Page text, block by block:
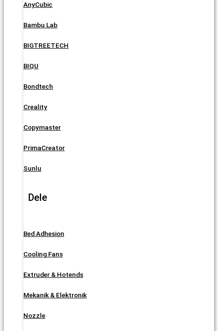
AnyCubic
Bambu Lab
BIGTREETECH
BIQU
Bondtech
Creality
Copymaster
PrimaCreator
Sunlu
Dele
Bed Adhesion
Cooling Fans
Extruder & Hotends
Mekanik & Elektronik
Nozzle